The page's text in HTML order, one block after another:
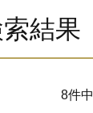
結果
8件中